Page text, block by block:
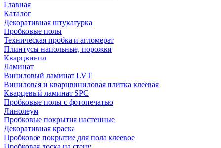
Главная
Каталог
Декоративная штукатурка
Пробковые полы
Техническая пробка и агломерат
Плинтусы напольные, порожки
Кварцвинил
Ламинат
Виниловый ламинат LVT
Виниловая и кварцвиниловая плитка клеевая
Кварцевый ламинат SPC
Пробковые полы с фотопечатью
Линолеум
Пробковые покрытия настенные
Декоративная краска
Пробковое покрытие для пола клеевое
Пробковая доска на стену